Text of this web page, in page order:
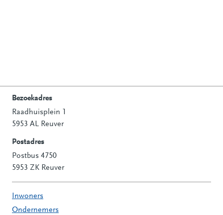
Contactinformatie
Bezoekadres
Raadhuisplein 1
5953 AL Reuver
Postadres
Postbus 4750
5953 ZK Reuver
Inwoners
Ondernemers